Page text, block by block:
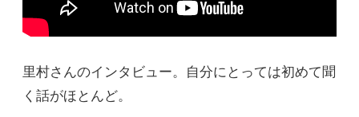
里村さんのインタビュー。自分にとっては初めて聞
く話がほとんど。